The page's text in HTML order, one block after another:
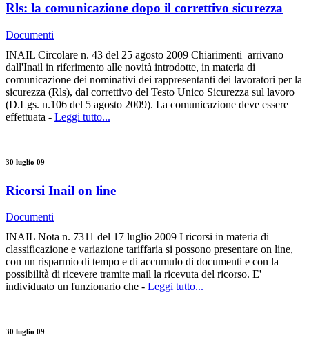
Rls: la comunicazione dopo il correttivo sicurezza
Documenti
INAIL Circolare n. 43 del 25 agosto 2009 Chiarimenti arrivano
dall'Inail in riferimento alle novità introdotte, in materia di
comunicazione dei nominativi dei rappresentanti dei lavoratori per la
sicurezza (Rls), dal correttivo del Testo Unico Sicurezza sul lavoro
(D.Lgs. n.106 del 5 agosto 2009). La comunicazione deve essere
effettuata - Leggi tutto...
30 luglio 09
Ricorsi Inail on line
Documenti
INAIL Nota n. 7311 del 17 luglio 2009 I ricorsi in materia di
classificazione e variazione tariffaria si possono presentare on line,
con un risparmio di tempo e di accumulo di documenti e con la
possibilità di ricevere tramite mail la ricevuta del ricorso. E'
individuato un funzionario che - Leggi tutto...
30 luglio 09